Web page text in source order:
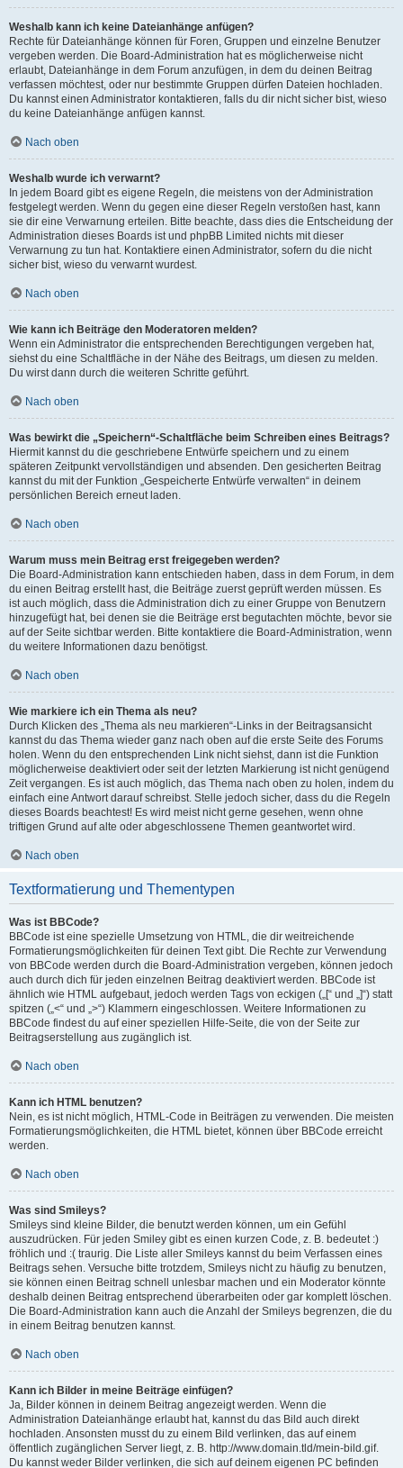
Weshalb kann ich keine Dateianhänge anfügen?
Rechte für Dateianhänge können für Foren, Gruppen und einzelne Benutzer
vergeben werden. Die Board-Administration hat es möglicherweise nicht
erlaubt, Dateianhänge in dem Forum anzufügen, in dem du deinen Beitrag
verfassen möchtest, oder nur bestimmte Gruppen dürfen Dateien hochladen.
Du kannst einen Administrator kontaktieren, falls du dir nicht sicher bist, wieso
du keine Dateianhänge anfügen kannst.
Nach oben
Weshalb wurde ich verwarnt?
In jedem Board gibt es eigene Regeln, die meistens von der Administration
festgelegt werden. Wenn du gegen eine dieser Regeln verstoßen hast, kann
sie dir eine Verwarnung erteilen. Bitte beachte, dass dies die Entscheidung der
Administration dieses Boards ist und phpBB Limited nichts mit dieser
Verwarnung zu tun hat. Kontaktiere einen Administrator, sofern du die nicht
sicher bist, wieso du verwarnt wurdest.
Nach oben
Wie kann ich Beiträge den Moderatoren melden?
Wenn ein Administrator die entsprechenden Berechtigungen vergeben hat,
siehst du eine Schaltfläche in der Nähe des Beitrags, um diesen zu melden.
Du wirst dann durch die weiteren Schritte geführt.
Nach oben
Was bewirkt die „Speichern“-Schaltfläche beim Schreiben eines Beitrags?
Hiermit kannst du die geschriebene Entwürfe speichern und zu einem
späteren Zeitpunkt vervollständigen und absenden. Den gesicherten Beitrag
kannst du mit der Funktion „Gespeicherte Entwürfe verwalten“ in deinem
persönlichen Bereich erneut laden.
Nach oben
Warum muss mein Beitrag erst freigegeben werden?
Die Board-Administration kann entschieden haben, dass in dem Forum, in dem
du einen Beitrag erstellt hast, die Beiträge zuerst geprüft werden müssen. Es
ist auch möglich, dass die Administration dich zu einer Gruppe von Benutzern
hinzugefügt hat, bei denen sie die Beiträge erst begutachten möchte, bevor sie
auf der Seite sichtbar werden. Bitte kontaktiere die Board-Administration, wenn
du weitere Informationen dazu benötigst.
Nach oben
Wie markiere ich ein Thema als neu?
Durch Klicken des „Thema als neu markieren“-Links in der Beitragsansicht
kannst du das Thema wieder ganz nach oben auf die erste Seite des Forums
holen. Wenn du den entsprechenden Link nicht siehst, dann ist die Funktion
möglicherweise deaktiviert oder seit der letzten Markierung ist nicht genügend
Zeit vergangen. Es ist auch möglich, das Thema nach oben zu holen, indem du
einfach eine Antwort darauf schreibst. Stelle jedoch sicher, dass du die Regeln
dieses Boards beachtest! Es wird meist nicht gerne gesehen, wenn ohne
triftigen Grund auf alte oder abgeschlossene Themen geantwortet wird.
Nach oben
Textformatierung und Thementypen
Was ist BBCode?
BBCode ist eine spezielle Umsetzung von HTML, die dir weitreichende
Formatierungsmöglichkeiten für deinen Text gibt. Die Rechte zur Verwendung
von BBCode werden durch die Board-Administration vergeben, können jedoch
auch durch dich für jeden einzelnen Beitrag deaktiviert werden. BBCode ist
ähnlich wie HTML aufgebaut, jedoch werden Tags von eckigen („[“ und „]“) statt
spitzen („<“ und „>“) Klammern eingeschlossen. Weitere Informationen zu
BBCode findest du auf einer speziellen Hilfe-Seite, die von der Seite zur
Beitragserstellung aus zugänglich ist.
Nach oben
Kann ich HTML benutzen?
Nein, es ist nicht möglich, HTML-Code in Beiträgen zu verwenden. Die meisten
Formatierungsmöglichkeiten, die HTML bietet, können über BBCode erreicht
werden.
Nach oben
Was sind Smileys?
Smileys sind kleine Bilder, die benutzt werden können, um ein Gefühl
auszudrücken. Für jeden Smiley gibt es einen kurzen Code, z. B. bedeutet :)
fröhlich und :( traurig. Die Liste aller Smileys kannst du beim Verfassen eines
Beitrags sehen. Versuche bitte trotzdem, Smileys nicht zu häufig zu benutzen,
sie können einen Beitrag schnell unlesbar machen und ein Moderator könnte
deshalb deinen Beitrag entsprechend überarbeiten oder gar komplett löschen.
Die Board-Administration kann auch die Anzahl der Smileys begrenzen, die du
in einem Beitrag benutzen kannst.
Nach oben
Kann ich Bilder in meine Beiträge einfügen?
Ja, Bilder können in deinem Beitrag angezeigt werden. Wenn die
Administration Dateianhänge erlaubt hat, kannst du das Bild auch direkt
hochladen. Ansonsten musst du zu einem Bild verlinken, das auf einem
öffentlich zugänglichen Server liegt, z. B. http://www.domain.tld/mein-bild.gif.
Du kannst weder Bilder verlinken, die sich auf deinem eigenen PC befinden